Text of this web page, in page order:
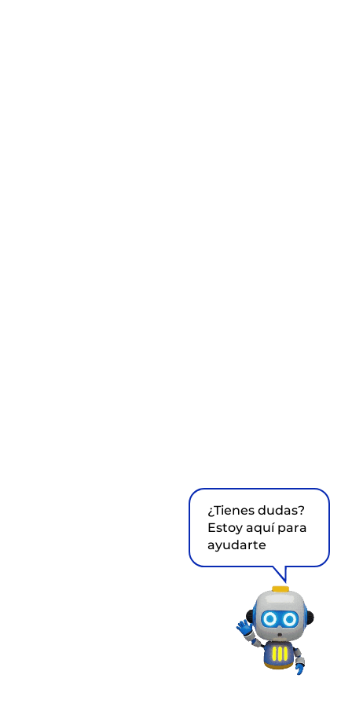
¿Tienes dudas?
Estoy aquí para
ayudarte